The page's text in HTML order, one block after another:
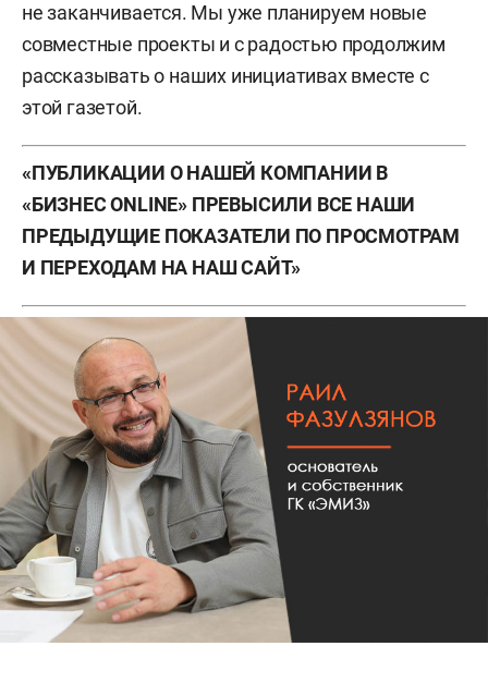
не заканчивается. Мы уже планируем новые
совместные проекты и с радостью продолжим
рассказывать о наших инициативах вместе с
этой газетой.
«ПУБЛИКАЦИИ О НАШЕЙ КОМПАНИИ В
«БИЗНЕС ONLINE» ПРЕВЫСИЛИ ВСЕ НАШИ
ПРЕДЫДУЩИЕ ПОКАЗАТЕЛИ ПО ПРОСМОТРАМ
И ПЕРЕХОДАМ НА НАШ САЙТ»